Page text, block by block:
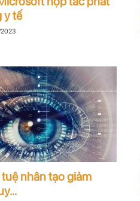
n
.
c
o
m
y tế
nhân tạo giảm